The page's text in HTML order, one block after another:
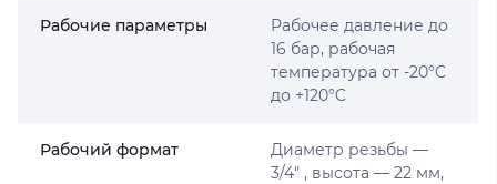
Рабочие параметры
Рабочее давление до
16 бар, рабочая
температура от -20°C
до +120°C
Рабочий формат
Диаметр резьбы —
3/4″ , высота — 22 мм,